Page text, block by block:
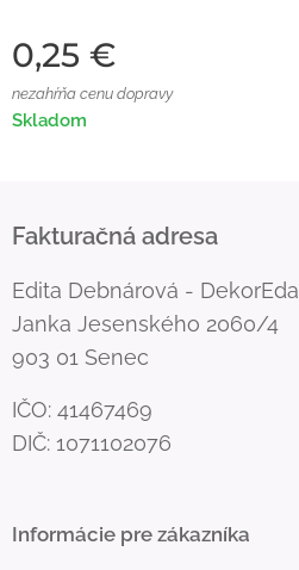
0,25 €
nezahŕňa cenu dopravy
Skladom
Fakturačná adresa
Edita Debnárová - DekorEda
Janka Jesenského 2060/4
903 01 Senec
IČO: 41467469
DIČ: 1071102076
Informácie pre zákazníka